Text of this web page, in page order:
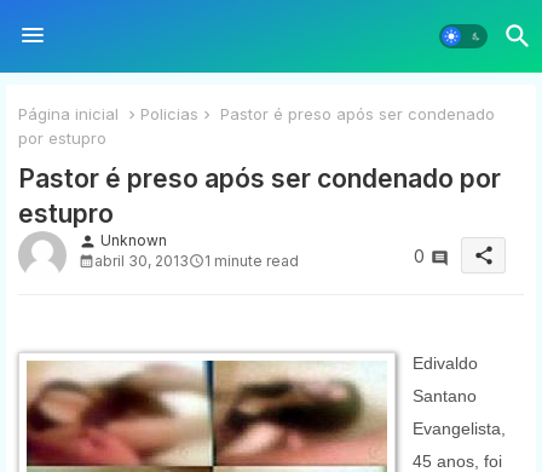
Página inicial Policias
Pastor é preso após ser condenado
por estupro
Pastor é preso após ser condenado por
estupro
person Unknown
abril 30, 2013
1 minute read 0 share
Edivaldo
Santano
Evangelista,
45 anos, foi